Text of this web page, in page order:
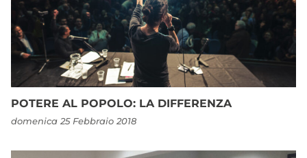
POTERE AL POPOLO: LA DIFFERENZA
domenica 25 Febbraio 2018